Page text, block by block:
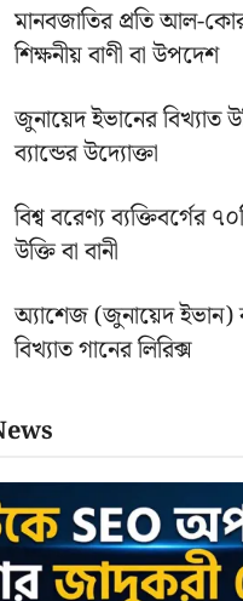
মানবজাতির প্রতি আল-
শিক্ষনীয় বাণী বা উপদেশ
জুনায়েদ ইভানের বিখ্যাত
ব্যান্ডের উদ্যোক্তা
বিশ্ব বরেণ্য ব্যক্তিবর্গের
উক্তি বা বানী
অ্যাশেজ (জুনায়েদ ইভান)
বিখ্যাত গানের লিরিক্স